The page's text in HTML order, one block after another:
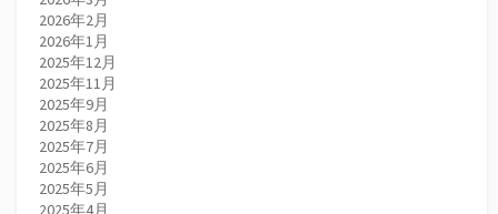
2026年2月
2026年1月
2025年12月
2025年11月
2025年9月
2025年8月
2025年7月
2025年6月
2025年5月
2025年4月